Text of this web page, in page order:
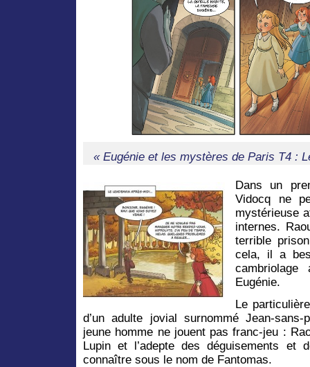
« Eugénie et les mystères de Paris T4 :
Dans un
Vidocq ne
mystérieuse
internes.
terrible
cela, il a
cambriolage
Eugénie.
Le
d’un adulte jovial surnommé Jean-
jeune homme ne jouent pas franc-jeu :
Lupin et l’adepte des déguisements et
connaître sous le nom de Fantomas.